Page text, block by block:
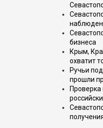
бизнеса
Крым,
охватит
Ручьи
прошли
Проверка